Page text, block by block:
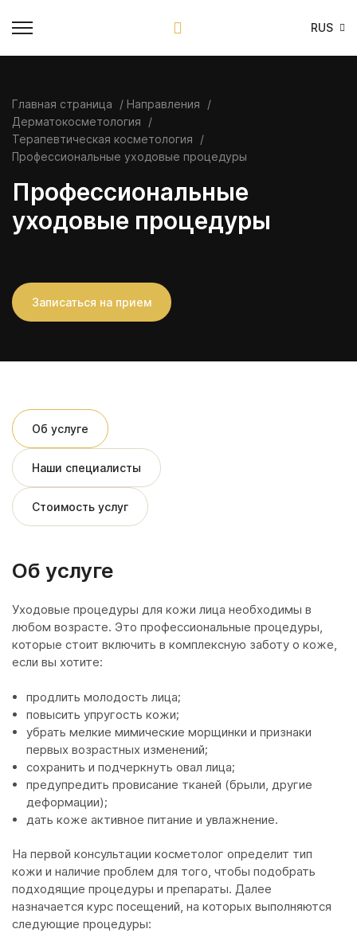
RUS
Главная страница
Направления
Дерматокосметология
Терапевтическая косметология
Профессиональные уходовые процедуры
Профессиональные
уходовые процедуры
Записаться на прием
Об услуге
Наши специалисты
Стоимость услуг
Об услуге
Уходовые процедуры для кожи лица необходимы в
любом возрасте. Это профессиональные процедуры,
которые стоит включить в комплексную заботу о коже,
если вы хотите:
продлить молодость лица;
повысить упругость кожи;
убрать мелкие мимические морщинки и признаки
первых возрастных изменений;
сохранить и подчеркнуть овал лица;
предупредить провисание тканей (брыли, другие
деформации);
дать коже активное питание и увлажнение.
На первой консультации косметолог определит тип
кожи и наличие проблем для того, чтобы подобрать
подходящие процедуры и препараты. Далее
назначается курс посещений, на которых выполняются
следующие процедуры: